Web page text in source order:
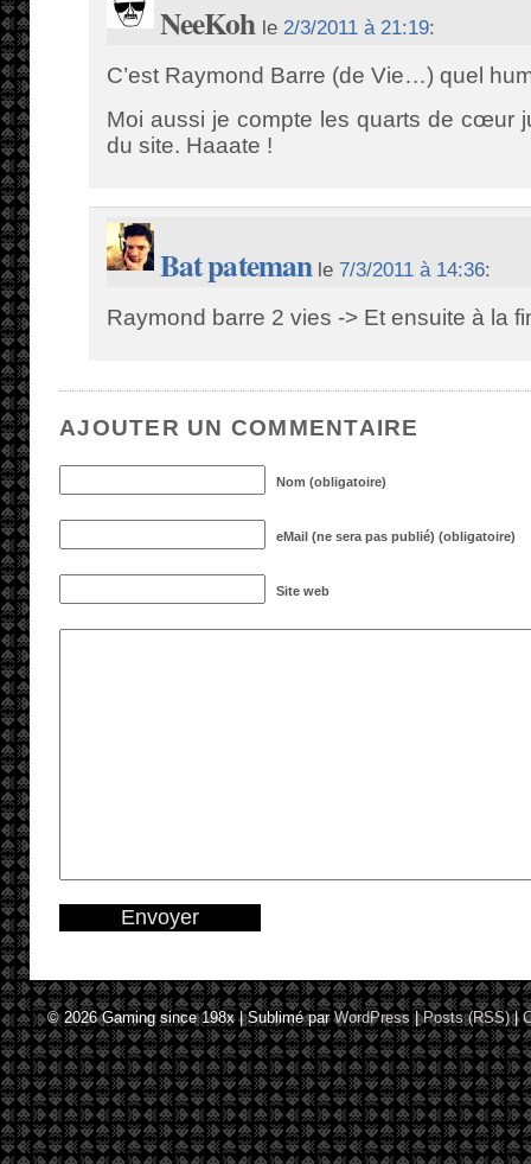
NeeKohle 2/3/2011 à 21:19:
C’est Raymond Barre (de Vie…) quel
Moi aussi je compte les quarts de cœur
du site. Haaate !
Bat patemanle 7/3/2011 à 14:36:
Raymond barre 2 vies -> Et ensuite à la
AJOUTER UN COMMENTAIRE
Nom (obligatoire)
eMail (ne sera pas publié) (obligatoire)
Site web
© 2026Gaming since 198x|Sublimé parWordPress |Posts (RSS)|